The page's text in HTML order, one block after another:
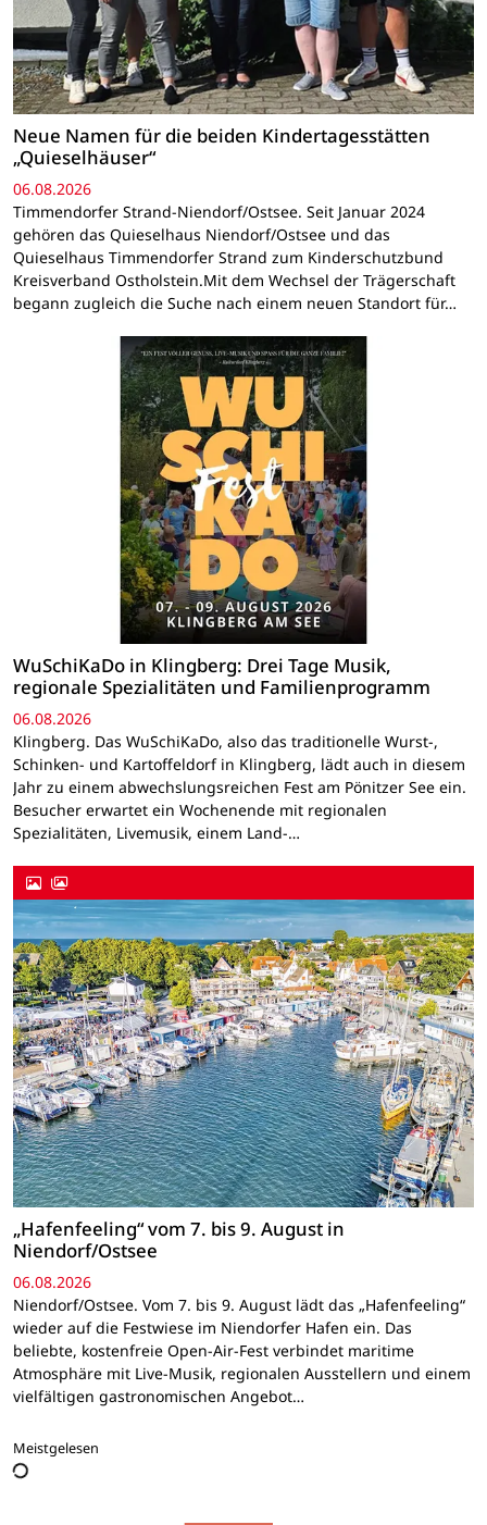
Neue Namen für die beiden Kindertagesstätten
„Quieselhäuser“
06.08.2026
Timmendorfer Strand-Niendorf/Ostsee. Seit Januar 2024
gehören das Quieselhaus Niendorf/Ostsee und das
Quieselhaus Timmendorfer Strand zum Kinderschutzbund
Kreisverband Ostholstein.Mit dem Wechsel der Trägerschaft
begann zugleich die Suche nach einem neuen Standort für…
WuSchiKaDo in Klingberg: Drei Tage Musik,
regionale Spezialitäten und Familienprogramm
06.08.2026
Klingberg. Das WuSchiKaDo, also das traditionelle Wurst-,
Schinken- und Kartoffeldorf in Klingberg, lädt auch in diesem
Jahr zu einem abwechslungsreichen Fest am Pönitzer See ein.
Besucher erwartet ein Wochenende mit regionalen
Spezialitäten, Livemusik, einem Land-…
„Hafenfeeling“ vom 7. bis 9. August in
Niendorf/Ostsee
06.08.2026
Niendorf/Ostsee. Vom 7. bis 9. August lädt das „Hafenfeeling“
wieder auf die Festwiese im Niendorfer Hafen ein. Das
beliebte, kostenfreie Open-Air-Fest verbindet maritime
Atmosphäre mit Live-Musik, regionalen Ausstellern und einem
vielfältigen gastronomischen Angebot…
Meistgelesen